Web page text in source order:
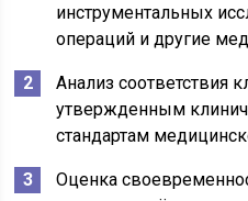
инструментальных
операций и другие
Анализ соответствия
утвержденным
стандартам
Оценка